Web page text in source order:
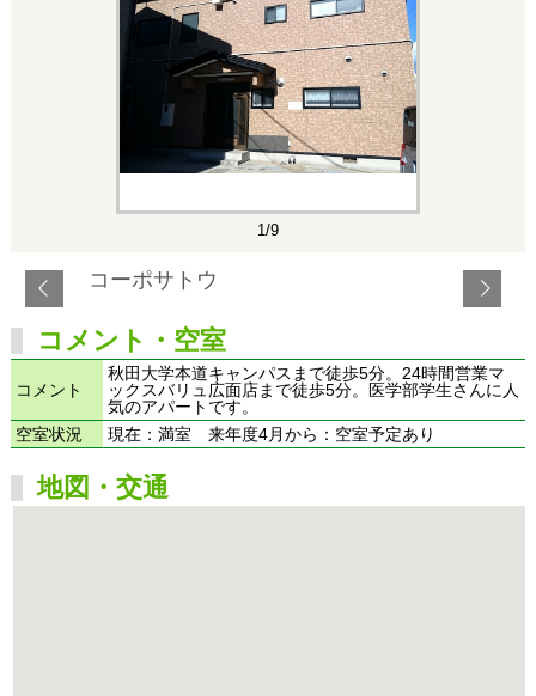
1/9
コーポサトウ
コメント・空室
コメント
秋田大学本道キャンパスまで徒歩5分。24時間営業マ
ックスバリュ広面店まで徒歩5分。医学部学生さんに人
気のアパートです。
空室状況
現在：満室 来年度4月から：空室予定あり
地図・交通